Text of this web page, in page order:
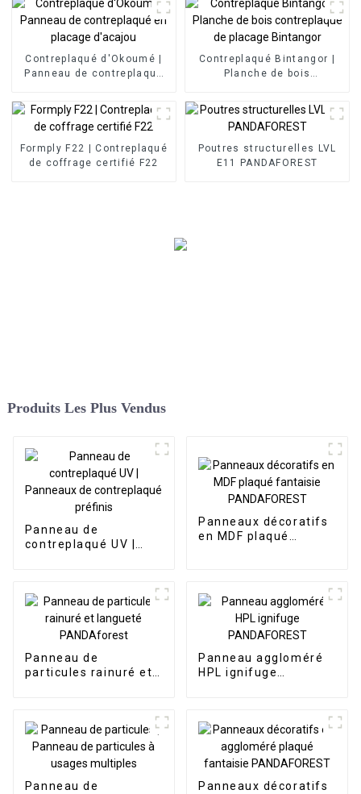
Contreplaqué d'Okoumé |
Panneau de contreplaqué
Contreplaqué Bintangor |
Planche de bois
Formply F22 | Contreplaqué
de coffrage certifié F22
Poutres structurelles LVL
E11 PANDAFOREST
Produits Les Plus Vendus
Panneau de
contreplaqué UV |
Panneaux décoratifs
en MDF plaqué
Panneau de
particules rainuré et
Panneau aggloméré
HPL ignifuge
Panneau de Panneaux décoratifs